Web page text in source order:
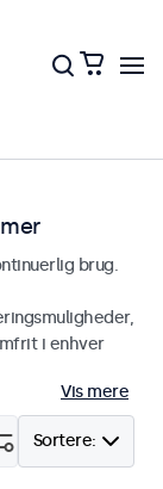
brug.
i enhver
Vis mere
Sortere: